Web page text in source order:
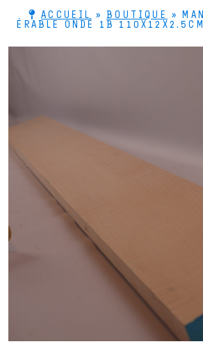
ACCUEIL »BOUTIQUE »
ÉRABLE ONDÉ 1B